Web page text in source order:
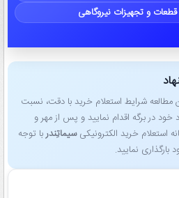
و تجهیزات نیروگاهی
شرایط استعلام خرید با دقت، نسبت
خود در برگه اقدام نمایید و پس از مهر و
استعلام خرید الکترونیکیسیماتِندربا توجه
نمایید.